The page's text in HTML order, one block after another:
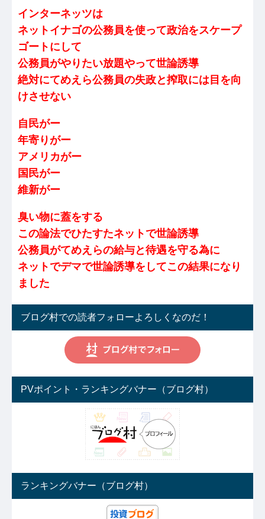
インターネッツは
ネットイナゴの公務員を使って政治をスケープ
ゴートにして
公務員がやりたい放題やって世論誘導
絶対にてめえら公務員の失政と搾取には目を向
けさせない
自民がー
年寄りがー
アメリカがー
国民がー
維新がー
臭い物に蓋をする
この論法でひたすたネットで世論誘導
公務員がてめえらの給与と待遇を守る為に
ネットでデマで世論誘導をしてこの結果になり
ました
ブログ村での読者フォローよろしくなのだ！
PVポイント・ランキングバナー（ブログ村）
ランキングバナー（ブログ村）